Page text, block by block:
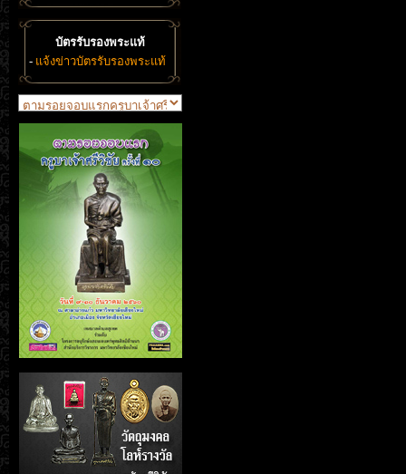
บัตรรับรองพระแท้
- แจ้งข่าวบัตรรับรองพระแท้